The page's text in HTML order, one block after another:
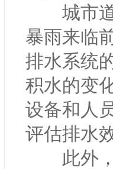
城市道
暴雨来临
排水系统
积水的变
设备和人
评估排水
此外，